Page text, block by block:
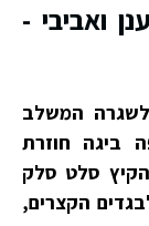
ואביבי -
המשלב
ביגה חוזרת
סלט סלק
הקצרים,